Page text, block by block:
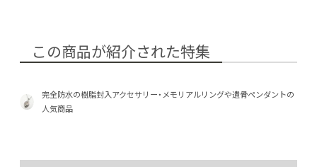
この商品が紹介された特集
完全防水の樹脂封入アクセサリー・メモリアルリングや遺骨ペンダントの
人気商品